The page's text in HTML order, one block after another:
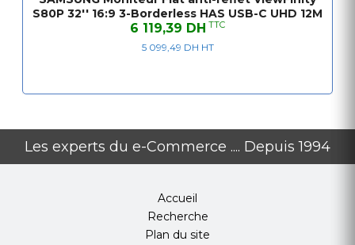
S80P 32'' 16:9 3-Borderless HAS USB-C UHD 12M
6 119,39 DH TTC
5 099,49 DH HT
Les experts du e-Commerce .... Depuis 1994
Accueil
Recherche
Plan du site